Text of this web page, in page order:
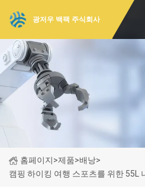
광저우 백팩 주식회사
홈페이지>제품>배낭>
캠핑 하이킹 여행 스포츠를 위한 55L